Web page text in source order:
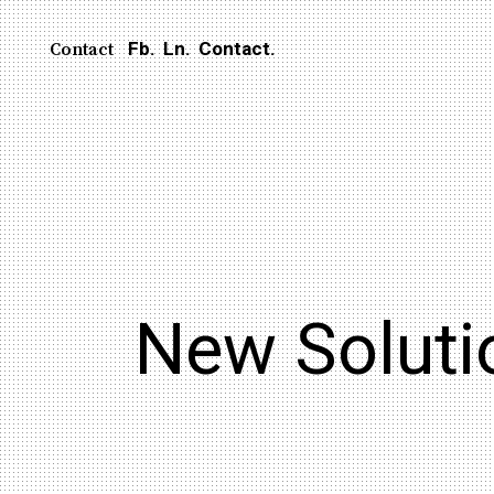
Contact Fb. Ln. Contact.
New